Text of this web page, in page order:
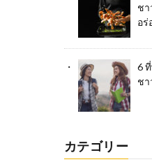
ชา
อร่
6
ชา
カテゴリー